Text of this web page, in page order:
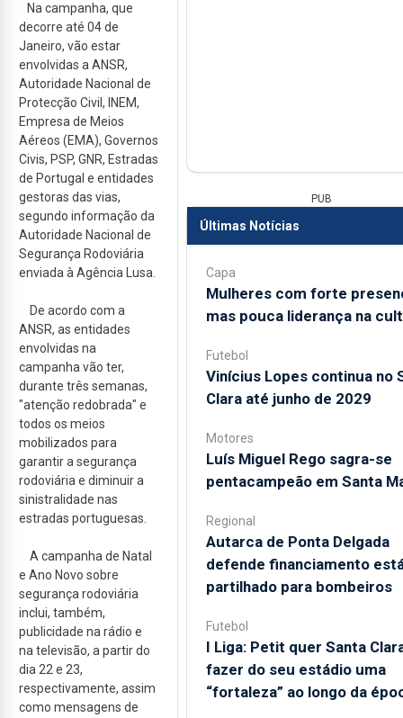
Na campanha, que
decorre até 04 de
Janeiro, vão estar
envolvidas a ANSR,
Autoridade Nacional de
Protecção Civil, INEM,
Empresa de Meios
Aéreos (EMA), Governos
Civis, PSP, GNR, Estradas
de Portugal e entidades
gestoras das vias,
segundo informação da
Autoridade Nacional de
Segurança Rodoviária
enviada à Agência Lusa.
De acordo com a
ANSR, as entidades
envolvidas na
campanha vão ter,
durante três semanas,
"atenção redobrada" e
todos os meios
mobilizados para
garantir a segurança
rodoviária e diminuir a
sinistralidade nas
estradas portuguesas.
A campanha de Natal
e Ano Novo sobre
segurança rodoviária
inclui, também,
publicidade na rádio e
na televisão, a partir do
dia 22 e 23,
respectivamente, assim
como mensagens de
PUB
Últimas Notícias
Capa
Mulheres com forte
mas pouca liderança na
Futebol
Vinícius Lopes continua no
Clara até junho de 2029
Motores
Luís Miguel Rego sagra-se
pentacampeão em Santa
Regional
Autarca de Ponta Delgada
defende financiamento
partilhado para bombeiros
Futebol
I Liga: Petit quer Santa
fazer do seu estádio uma
“fortaleza” ao longo da